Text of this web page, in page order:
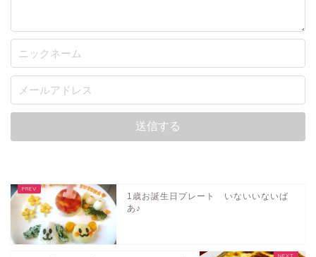
1歳お誕生日プレート いないいないば
あ♪